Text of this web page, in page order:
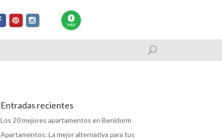
Entradas recientes
Los 20 mejores apartamentos en Benidorm
Apartamentos: La mejor alternativa para tus